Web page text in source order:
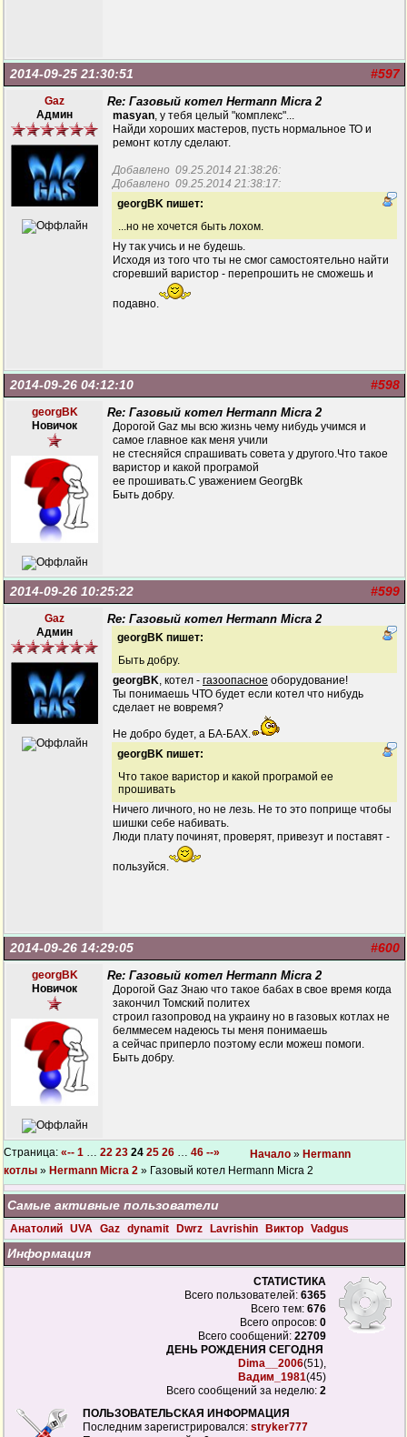
#597
2014-09-25 21:30:51
Gaz
Админ
Re: Газовый котел Hermann Micra 2
masyan, у тебя целый "комплекс"...
Найди хороших мастеров, пусть нормальное ТО и
ремонт котлу сделают.
Добавлено 09.25.2014 21:38:26:
Добавлено 09.25.2014 21:38:17:
georgBK пишет:
...но не хочется быть лохом.
Ну так учись и не будешь.
Исходя из того что ты не смог самостоятельно найти
сгоревший варистор - перепрошить не сможешь и
подавно.
#598
2014-09-26 04:12:10
georgBK
Новичок
Re: Газовый котел Hermann Micra 2
Дорогой Gaz мы всю жизнь чему нибудь учимся и
самое главное как меня учили
не стесняйся спрашивать совета у другого.Что такое
варистор и какой програмой
ее прошивать.С уважением GeorgBk
Быть добру.
#599
2014-09-26 10:25:22
Gaz
Админ
Re: Газовый котел Hermann Micra 2
georgBK пишет:
Быть добру.
georgBK, котел - газоопасное оборудование!
Ты понимаешь ЧТО будет если котел что нибудь
сделает не вовремя?
Не добро будет, а БА-БАХ.
georgBK пишет:
Что такое варистор и какой програмой ее
прошивать
Ничего личного, но не лезь. Не то это поприще чтобы
шишки себе набивать.
Люди плату починят, проверят, привезут и поставят -
пользуйся.
#600
2014-09-26 14:29:05
georgBK
Новичок
Re: Газовый котел Hermann Micra 2
Дорогой Gaz Знаю что такое бабах в свое время когда
закончил Томский политех
строил газопровод на украину но в газовых котлах не
белммесем надеюсь ты меня понимаешь
а сейчас приперло поэтому если можеш помоги.
Быть добру.
Страница: «-- 1 … 22 23 24 25 26 … 46 --» Начало » Hermann
котлы » Hermann Micra 2 » Газовый котел Hermann Micra 2
Самые активные пользователи
Анатолий UVA Gaz dynamit Dwrz Lavrishin Виктор Vadgus
Информация
СТАТИСТИКА
Всего пользователей: 6365
Всего тем: 676
Всего опросов: 0
Всего сообщений: 22709
ДЕНЬ РОЖДЕНИЯ СЕГОДНЯ
Dima__2006(51),
Вадим_1981(45)
Всего сообщений за неделю: 2
ПОЛЬЗОВАТЕЛЬСКАЯ ИНФОРМАЦИЯ
Последним зарегистрировался: stryker777